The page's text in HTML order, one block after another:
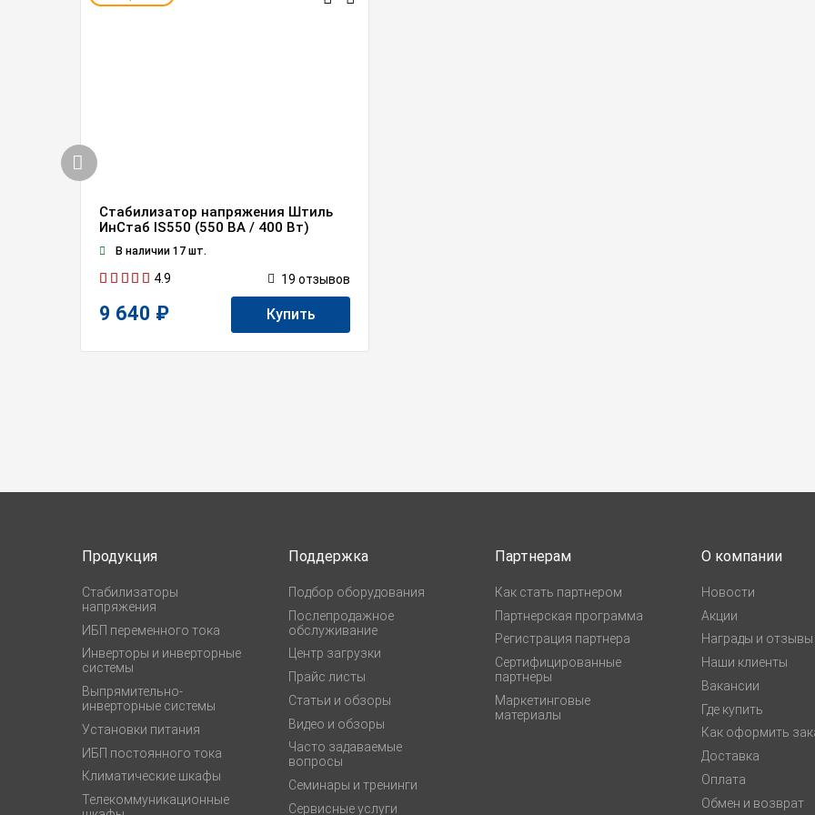
Стабилизатор напряжения Штиль
ИнСтаб IS550 (550 ВА / 400 Вт)
В наличии 17 шт.
4.9 19 отзывов
9 640 ₽ Купить
Продукция
Стабилизаторы
напряжения
ИБП переменного тока
Инверторы и инверторные
системы
Выпрямительно-
инверторные системы
Установки питания
ИБП постоянного тока
Климатические шкафы
Телекоммуникационные
Поддержка
Подбор оборудования
Послепродажное
обслуживание
Центр загрузки
Прайс листы
Статьи и обзоры
Видео и обзоры
Часто задаваемые
вопросы
Семинары и тренинги
Сервисные услуги
Партнерам
Как стать партнером
Партнерская программа
Регистрация партнера
Сертифицированные
партнеры
Маркетинговые
материалы
О компании
Новости
Акции
Награды и отзывы
Наши клиенты
Вакансии
Где купить
Как оформить
Доставка
Оплата
Обмен и возврат